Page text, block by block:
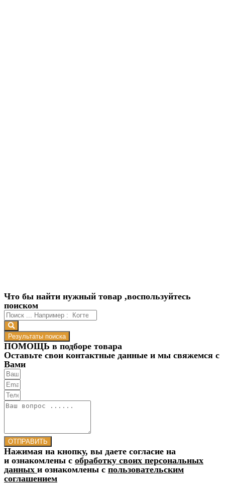
Что бы найти нужный товар ,воспользуйтесь
поиском
Результаты поиска
ПОМОЩЬ в подборе товара
Оставьте свои контактные данные и мы свяжемся с
Вами
ОТПРАВИТЬ
Нажимая на кнопку, вы даете согласие на
и ознакомлены с обработку своих персональных
данных и ознакомлены с пользовательским
соглашением